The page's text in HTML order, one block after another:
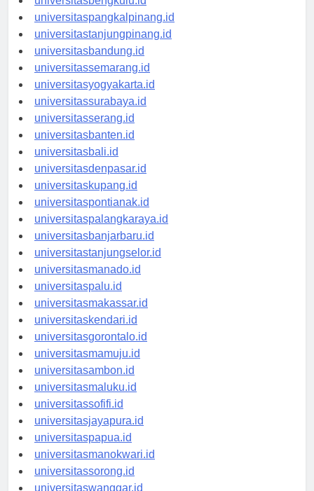
universitasbengkulu.id
universitaspangkalpinang.id
universitastanjungpinang.id
universitasbandung.id
universitassemarang.id
universitasyogyakarta.id
universitassurabaya.id
universitasserang.id
universitasbanten.id
universitasbali.id
universitasdenpasar.id
universitaskupang.id
universitaspontianak.id
universitaspalangkaraya.id
universitasbanjarbaru.id
universitastanjungselor.id
universitasmanado.id
universitaspalu.id
universitasmakassar.id
universitaskendari.id
universitasgorontalo.id
universitasmamuju.id
universitasambon.id
universitasmaluku.id
universitassofifi.id
universitasjayapura.id
universitaspapua.id
universitasmanokwari.id
universitassorong.id